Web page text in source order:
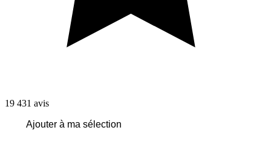
19 431 avis
Ajouter à ma sélection